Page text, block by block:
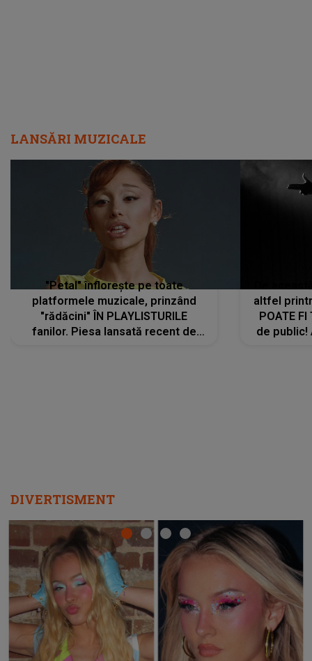
LANSĂRI MUZICALE
"Petal" înflorește pe toate
platformele muzicale, prinzând
"rădăcini" ÎN PLAYLISTURILE
fanilor. Piesa lansată recent de
altfel
POATE FI
de public!
DIVERTISMENT